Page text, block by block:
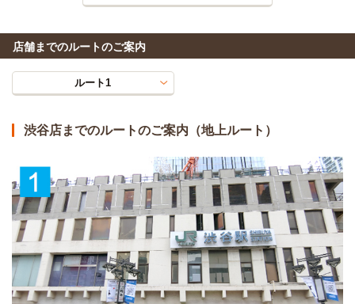
店舗までのルートのご案内
ルート1
渋谷店までのルートのご案内（地上ルート）